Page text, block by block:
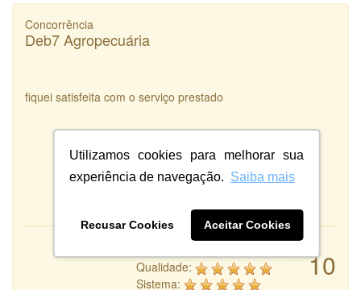
Utilizamos cookies para melhorar sua
experiência de navegação. Saiba mais
Recusar Cookies Aceitar Cookies
Concorrência
Deb7 Agropecuária
fiquei satisfeita com o serviço prestado
10
Qualidade:
Sistema: